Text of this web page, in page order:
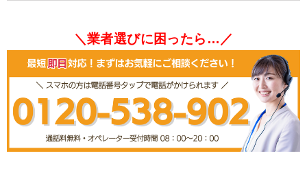
＼業者選びに困ったら…／